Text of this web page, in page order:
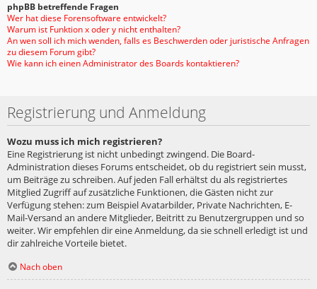
phpBB betreffende Fragen
Wer hat diese Forensoftware entwickelt?
Warum ist Funktion x oder y nicht enthalten?
An wen soll ich mich wenden, falls es Beschwerden oder juristische Anfragen
zu diesem Forum gibt?
Wie kann ich einen Administrator des Boards kontaktieren?
Registrierung und Anmeldung
Wozu muss ich mich registrieren?
Eine Registrierung ist nicht unbedingt zwingend. Die Board-
Administration dieses Forums entscheidet, ob du registriert sein musst,
um Beiträge zu schreiben. Auf jeden Fall erhältst du als registriertes
Mitglied Zugriff auf zusätzliche Funktionen, die Gästen nicht zur
Verfügung stehen: zum Beispiel Avatarbilder, Private Nachrichten, E-
Mail-Versand an andere Mitglieder, Beitritt zu Benutzergruppen und so
weiter. Wir empfehlen dir eine Anmeldung, da sie schnell erledigt ist und
dir zahlreiche Vorteile bietet.
Nach oben